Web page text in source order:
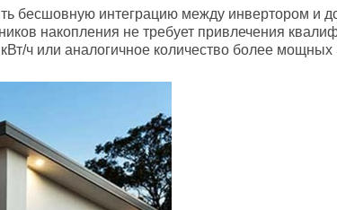
бесшовную интеграцию между инвертором и
накопления не требует привлечения
ч или аналогичное количество более